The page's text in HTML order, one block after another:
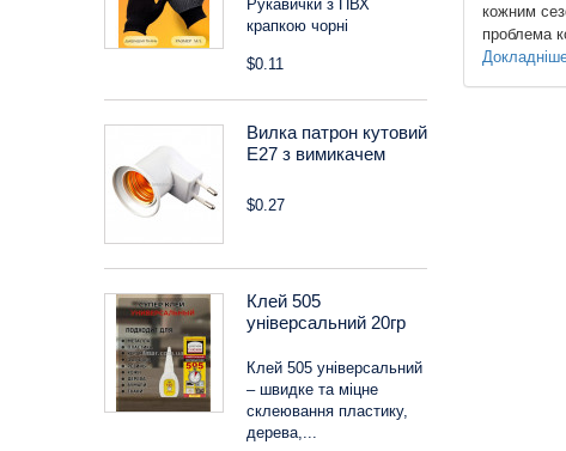
Рукавички з ПВХ
крапкою чорні
$0.11
Вилка патрон кутовий
Е27 з вимикачем
$0.27
Клей 505
універсальний 20гр
Клей 505 універсальний
– швидке та міцне
склеювання пластику,
дерева,...
кожним
проблема